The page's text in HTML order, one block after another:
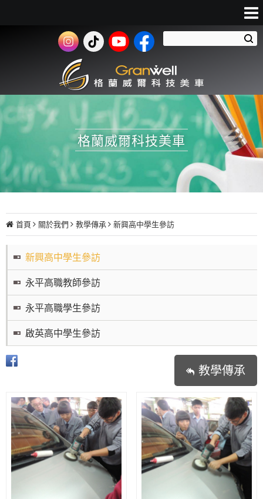
格蘭威爾科技美車
首頁 關於我們 教學傳承 新興高中學生參訪
新興高中學生參訪
永平高職教師參訪
永平高職學生參訪
啟英高中學生參訪
教學傳承